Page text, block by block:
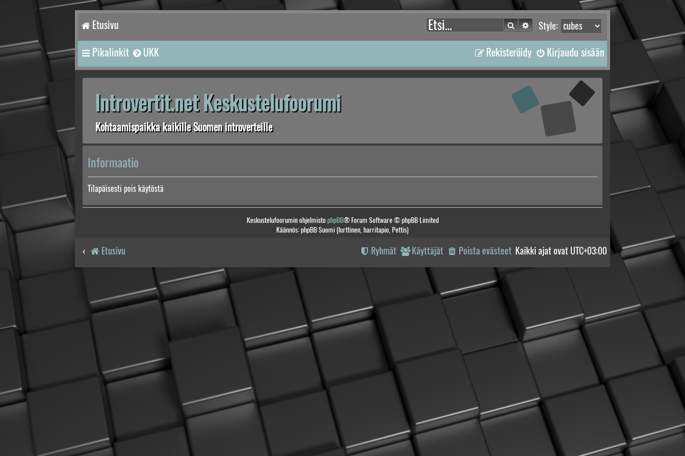
Etusivu Style:
Etsi Tarkennettu haku
Pikalinkit UKK Kirjaudu sisään
Rekisteröidy
Introvertit.net Keskustelufoorumi
Kohtaamispaikka kaikille Suomen introverteille
Informaatio
Tilapäisesti pois käytöstä
Keskustelufoorumin ohjelmistophpBB® Forum Software © phpBB Limited
Käännös: phpBB Suomi (lurttinen, harritapio, Pettis)
Etusivu Kaikki ajat ovat UTC+03:00
Poista evästeet
Käyttäjät
Ryhmät